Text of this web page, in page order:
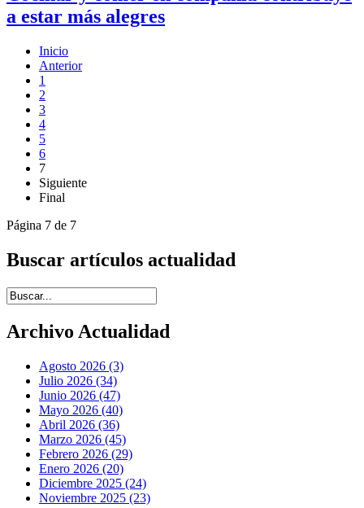
a estar más alegres
Inicio
Anterior
1
2
3
4
5
6
7
Siguiente
Final
Página 7 de 7
Buscar artículos actualidad
Introduce términos de búsqueda
Archivo Actualidad
Agosto 2026 (3)
Julio 2026 (34)
Junio 2026 (47)
Mayo 2026 (40)
Abril 2026 (36)
Marzo 2026 (45)
Febrero 2026 (29)
Enero 2026 (20)
Diciembre 2025 (24)
Noviembre 2025 (23)